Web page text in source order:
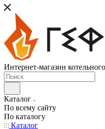
Интернет-магазин
Каталог
По всему сайту
По каталогу
Каталог